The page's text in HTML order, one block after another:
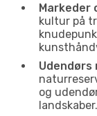
Markeder
kultur på
og
landskaber.